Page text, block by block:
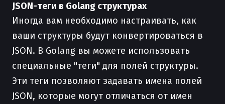
JSON-теги в Golang структурах
Иногда вам необходимо настраивать, как
ваши структуры будут конвертироваться в
JSON. В Golang вы можете использовать
специальные "теги" для полей структуры.
Эти теги позволяют задавать имена полей
JSON, которые могут отличаться от имен